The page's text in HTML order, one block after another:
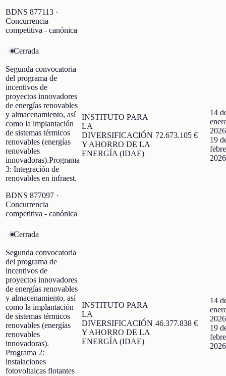
BDNS 877113 ·
Concurrencia
competitiva - canónica
Cerrada
Segunda convocatoria
del programa de
incentivos de
proyectos innovadores
de energías renovables
y almacenamiento, así
como la implantación
de sistemas térmicos
renovables (energías
renovables
innovadoras).Programa
3: Integración de
renovables en infraest.
BDNS 877097 ·
Concurrencia
competitiva - canónica
INSTITUTO PARA
LA
DIVERSIFICACIÓN
Y AHORRO DE LA
ENERGÍA (IDAE)
72.673.105 €
14
2026
19
2026
Cerrada
Segunda convocatoria
del programa de
incentivos de
proyectos innovadores
de energías renovables
y almacenamiento, así
como la implantación
de sistemas térmicos
renovables (energías
renovables
innovadoras).
Programa 2:
instalaciones
fotovoltaicas flotantes
INSTITUTO PARA
LA
DIVERSIFICACIÓN
Y AHORRO DE LA
ENERGÍA (IDAE)
46.377.838 €
14
2026
19
2026